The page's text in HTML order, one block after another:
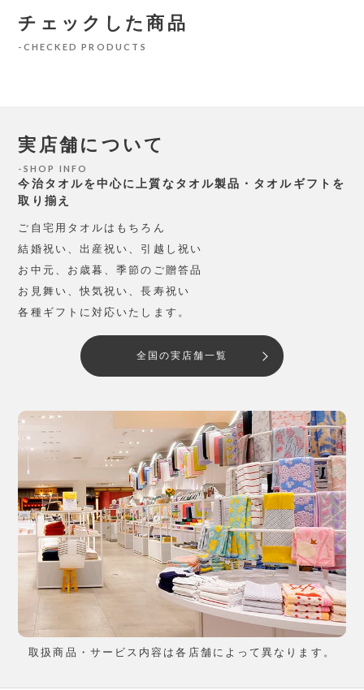
チェックした商品
CHECKED PRODUCTS
実店舗について
SHOP INFO
今治タオルを中心に上質なタオル製品・タオルギフトを
取り揃え
ご自宅用タオルはもちろん
結婚祝い、出産祝い、引越し祝い
お中元、お歳暮、季節のご贈答品
お見舞い、快気祝い、長寿祝い
各種ギフトに対応いたします。
全国の実店舗一覧
取扱商品・サービス内容は各店舗によって異なります。